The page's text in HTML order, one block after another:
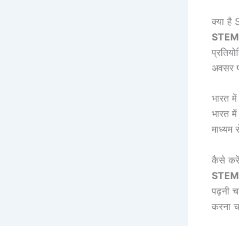
क्या है
STEM
अवसर
भारत
भारत में
माध्यम
कैसे करें
पढ़नी
करना